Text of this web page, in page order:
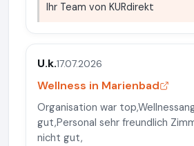
Ihr Team von KURdirekt
U.k.17.07.2026
Wellness in Marienbad
Organisation war
gut,Personal sehr freundlich
nicht gut,